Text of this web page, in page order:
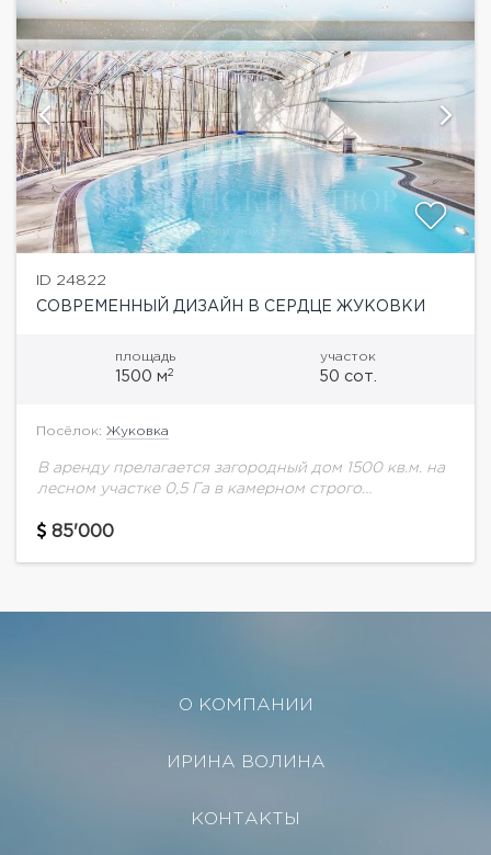
ID 24822
СОВРЕМЕННЫЙ ДИЗАЙН В СЕРДЦЕ ЖУКОВКИ
площадь
1500 м2
участок
50 сот.
Посёлок: Жуковка
В аренду прелагается загородный дом 1500 кв.м. на
лесном участке 0,5 Га в камерном строго
Планировка дома: Цоколь - бильярдная, с/у,...
85'000
О КОМПАНИИ
ИРИНА ВОЛИНА
КОНТАКТЫ